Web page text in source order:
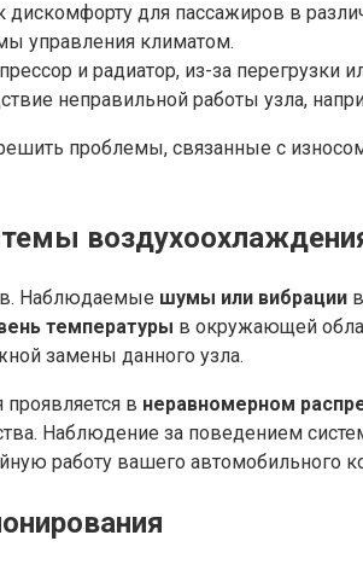
для пассажиров в
управления климатом.
и радиатор, из-за перегрузки
неправильной работы узла,
проблемы, связанные с
Наблюдаемые шумы или вибрации
температуры в окружающей
замены данного узла.
проявляется в неравномерном
Наблюдение за поведением
работу вашего автомобильного